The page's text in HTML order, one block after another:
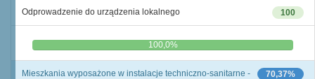
100
Odprowadzenie do urządzenia lokalnego
0,0% 100,0%
70,37%
Mieszkania wyposażone w instalacje techniczno-sanitarne -